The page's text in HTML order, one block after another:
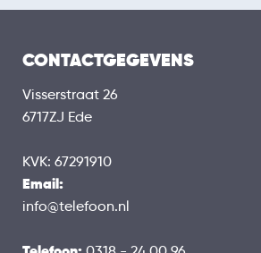
CONTACTGEGEVENS
Visserstraat 26
6717ZJ Ede
KVK: 67291910
Email:
info@telefoon.nl